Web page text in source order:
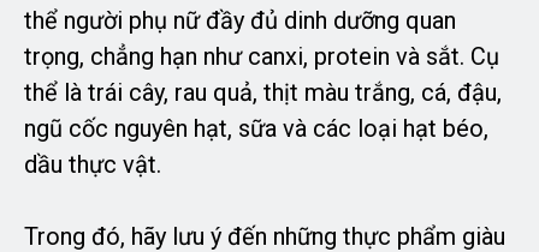
thể người phụ nữ đầy đủ dinh dưỡng quan
trọng, chẳng hạn như canxi, protein và sắt. Cụ
thể là trái cây, rau quả, thịt màu trắng, cá, đậu,
ngũ cốc nguyên hạt, sữa và các loại hạt béo,
dầu thực vật.
Trong đó, hãy lưu ý đến những thực phẩm giàu